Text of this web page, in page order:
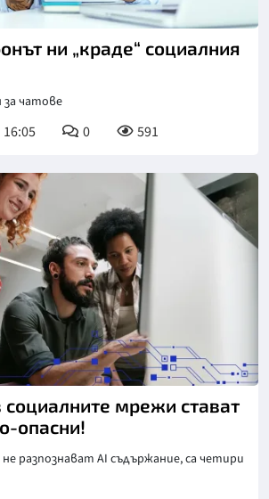
ни „краде“ социалния
за чатове
0 591
мрежи стават
опасни!
разпознават AI съдържание, са четири